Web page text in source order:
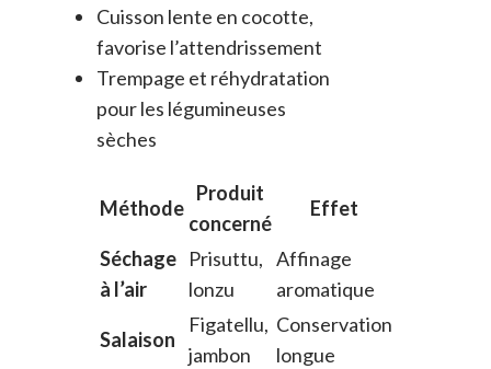
Cuisson lente en cocotte,
favorise l’attendrissement
Trempage et réhydratation
pour les légumineuses
sèches
Méthode
Produit
concerné
Effet
Séchage
à l’air
Prisuttu,
lonzu
Affinage
aromatique
Salaison
Figatellu,
jambon
Conservation
longue